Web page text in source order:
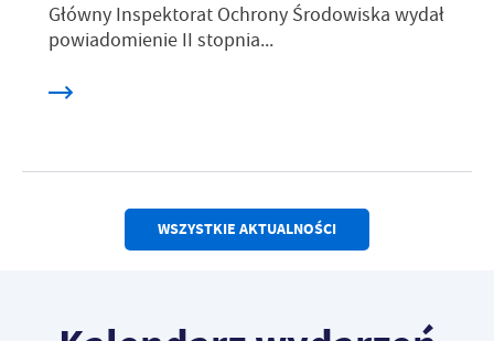
Główny Inspektorat Ochrony Środowiska wydał
powiadomienie II stopnia...
WSZYSTKIE AKTUALNOŚCI